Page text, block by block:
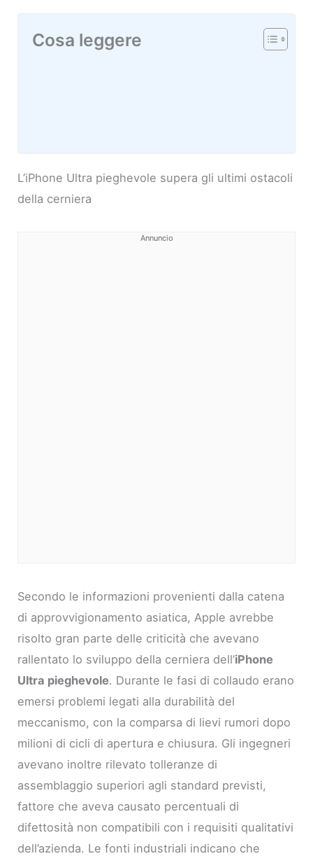
Cosa leggere
L’iPhone Ultra pieghevole supera gli ultimi ostacoli
della cerniera
Annuncio
Secondo le informazioni provenienti dalla catena
di approvvigionamento asiatica, Apple avrebbe
risolto gran parte delle criticità che avevano
rallentato lo sviluppo della cerniera dell’iPhone
Ultra pieghevole. Durante le fasi di collaudo erano
emersi problemi legati alla durabilità del
meccanismo, con la comparsa di lievi rumori dopo
milioni di cicli di apertura e chiusura. Gli ingegneri
avevano inoltre rilevato tolleranze di
assemblaggio superiori agli standard previsti,
fattore che aveva causato percentuali di
difettosità non compatibili con i requisiti qualitativi
dell’azienda. Le fonti industriali indicano che